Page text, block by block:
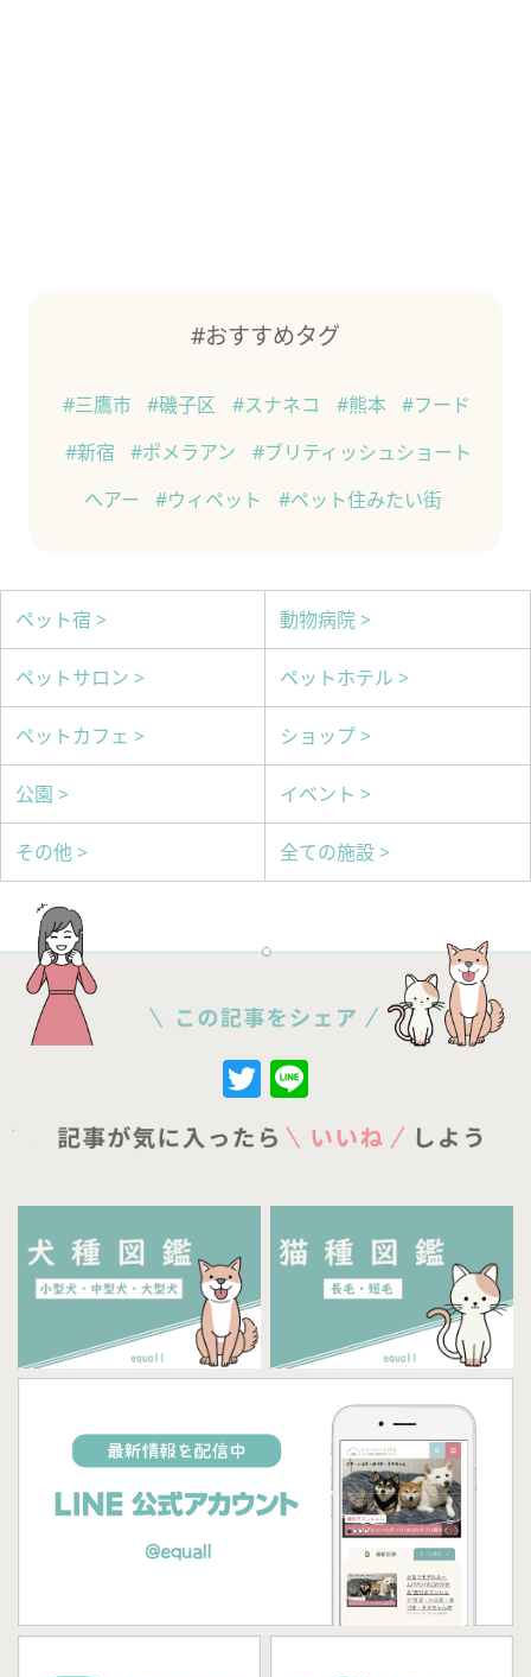
#おすすめタグ
#三鷹市 #磯子区 #スナネコ #熊本 #フード
#新宿
#ポメラアン
#ブリティッシュショート
ヘアー
#ウィペット #ペット住みたい街
ペット宿 > 動物病院 >
ペットサロン > ペットホテル >
ペットカフェ > ショップ >
公園 > イベント >
その他 > 全ての施設 >
Twitter